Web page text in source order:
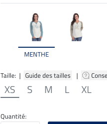
MENTHE
Taille: | Guide des tailles |
XS S M L XL
Quantité: